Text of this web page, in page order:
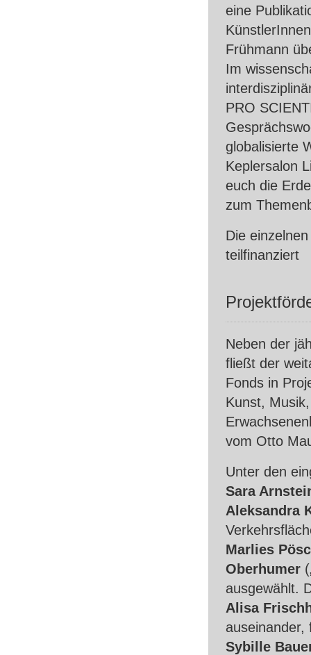
eine
Frühmann
Im
PRO
globalisierte
Keplersalon
euch die
zum
Die
teilfinanziert
Neben der
fließt der
Fonds in
Kunst,
vom Otto
Unter den
Sara
Aleksandra
Marlies
Oberhumer
ausgewählt.
Alisa
auseinander,
Sybille